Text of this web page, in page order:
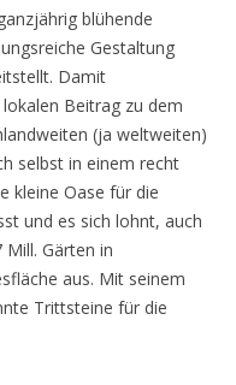
blühende
Gestaltung
Damit
Beitrag zu dem
(ja weltweiten)
selbst in einem recht
kleine Oase für die
und es sich lohnt, auch
Gärten in
aus. Mit seinem
Trittsteine für die